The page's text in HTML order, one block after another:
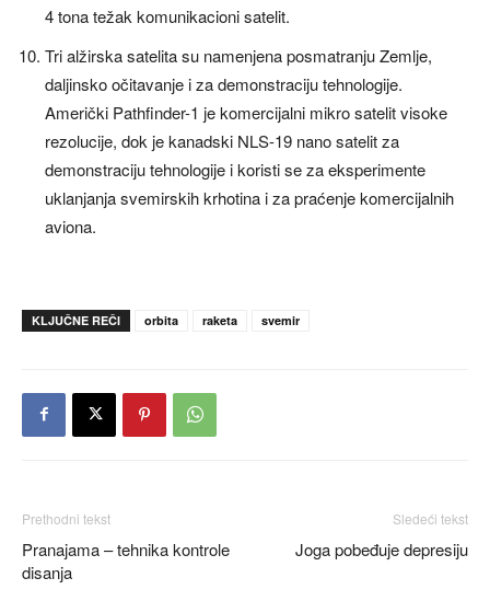
4 tona težak komunikacioni satelit.
Tri alžirska satelita su namenjena posmatranju Zemlje,
daljinsko očitavanje i za demonstraciju tehnologije.
Američki Pathfinder-1 je komercijalni mikro satelit visoke
rezolucije, dok je kanadski NLS-19 nano satelit za
demonstraciju tehnologije i koristi se za eksperimente
uklanjanja svemirskih krhotina i za praćenje komercijalnih
aviona.
KLJUČNE REČI orbita raketa svemir
Prethodni tekst
Pranajama – tehnika kontrole
disanja
Sledeći tekst
Joga pobeđuje depresiju